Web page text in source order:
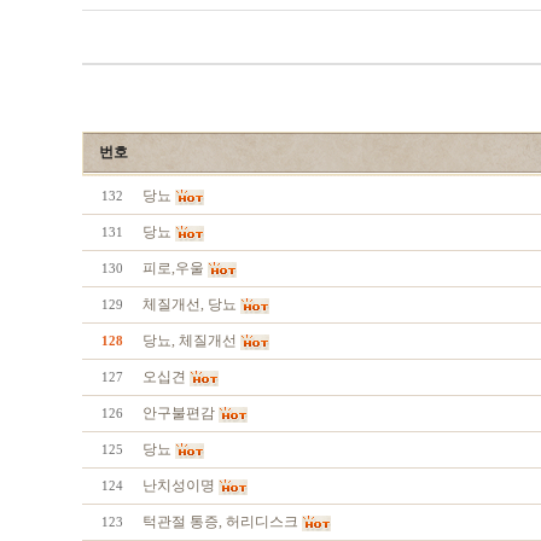
번호
132 당뇨
131 당뇨
130 피로,우울
129 체질개선, 당뇨
128 당뇨, 체질개선
127 오십견
126 안구불편감
125 당뇨
124 난치성이명
123 턱관절 통증, 허리디스크